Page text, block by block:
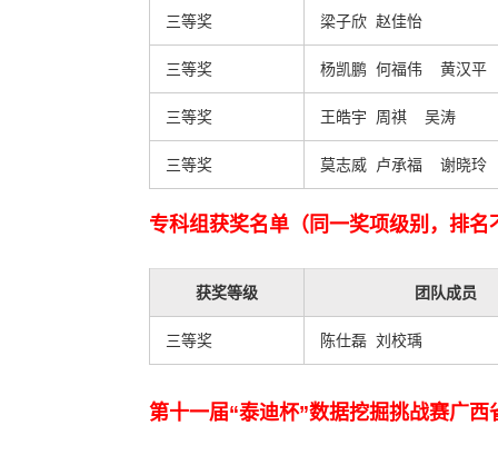
三等奖 梁子欣 赵佳怡
三等奖 杨凯鹏 何福伟 黄汉平
三等奖 王皓宇 周祺 吴涛
三等奖 莫志威 卢承福 谢晓玲
专科组获奖名单（同一奖项级别，排名
获奖等级 团队成员
三等奖 陈仕磊 刘校瑀
第十一届“泰迪杯”数据挖掘挑战赛广西